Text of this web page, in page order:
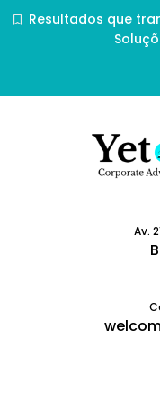
Resultados que
Av.